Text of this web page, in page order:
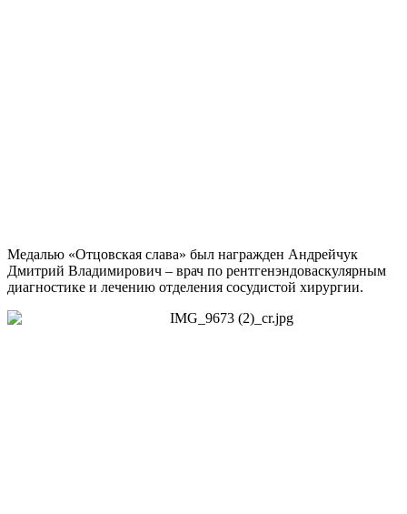
Медалью «Отцовская слава» был награжден Андрейчук
Дмитрий Владимирович – врач по рентгенэндоваскулярным
диагностике и лечению отделения сосудистой хирургии.